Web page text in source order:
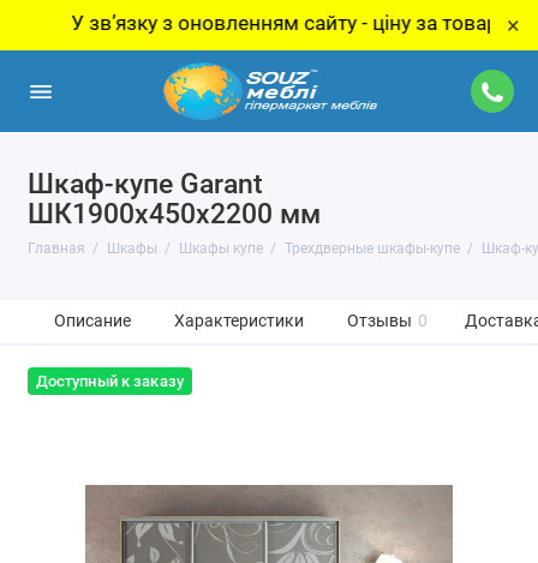
звʼязку з оновленням сайту - ціну за товар ×
Шкаф-купе Garant
ШК1900х450х2200 мм
Главная Шкафы Шкафы купе Трехдверные шкафы-купе Шкаф-
Описание Характеристики Отзывы 0
Доступный к заказу